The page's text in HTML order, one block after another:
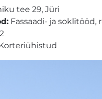
tee 29, Jüri
Fassaadi- ja